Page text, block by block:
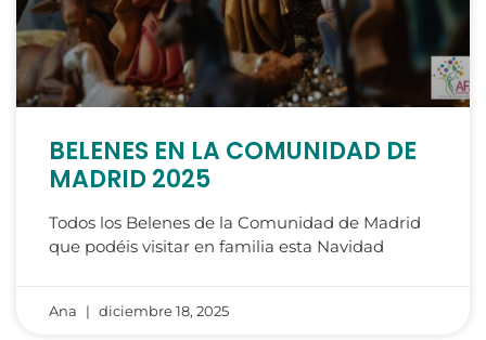
BELENES EN LA COMUNIDAD DE
MADRID 2025
Todos los Belenes de la Comunidad de Madrid
que podéis visitar en familia esta Navidad
Ana diciembre 18, 2025